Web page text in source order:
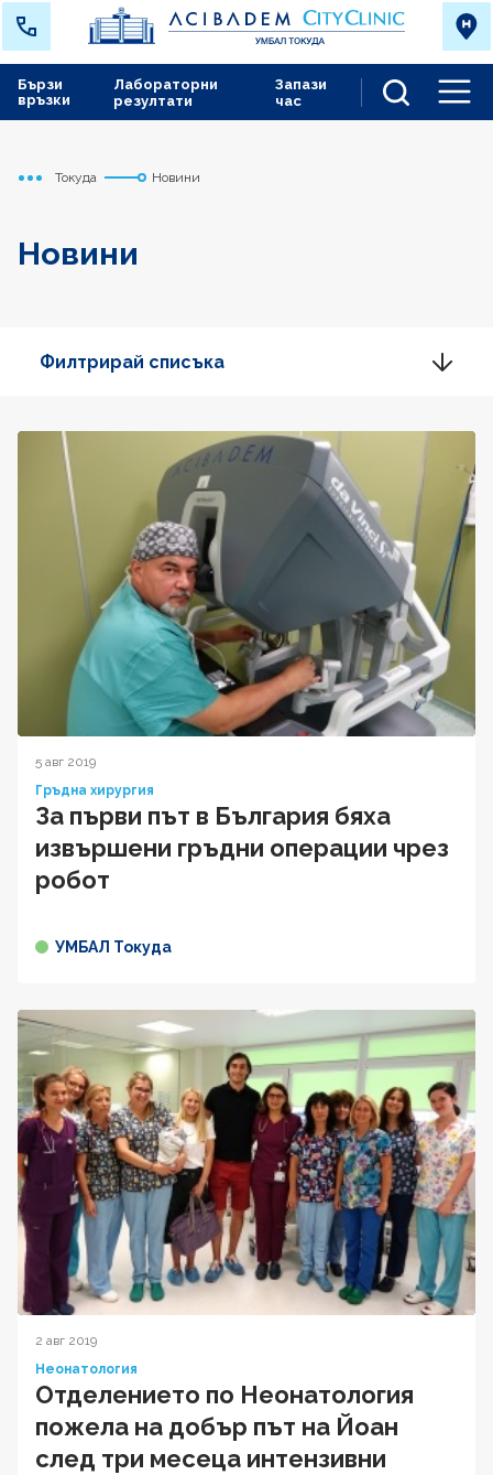
Лабораторни
резултати
Запази
час
Бързи
връзки
Начало
Токуда Новини
Новини
Филтрирай списъка
5 авг 2019
Гръдна хирургия
За първи път в България бяха
извършени гръдни операции чрез
робот
УМБАЛ Токуда
2 авг 2019
Неонатология
Отделението по Неонатология
пожела на добър път на Йоан
след три месеца интензивни